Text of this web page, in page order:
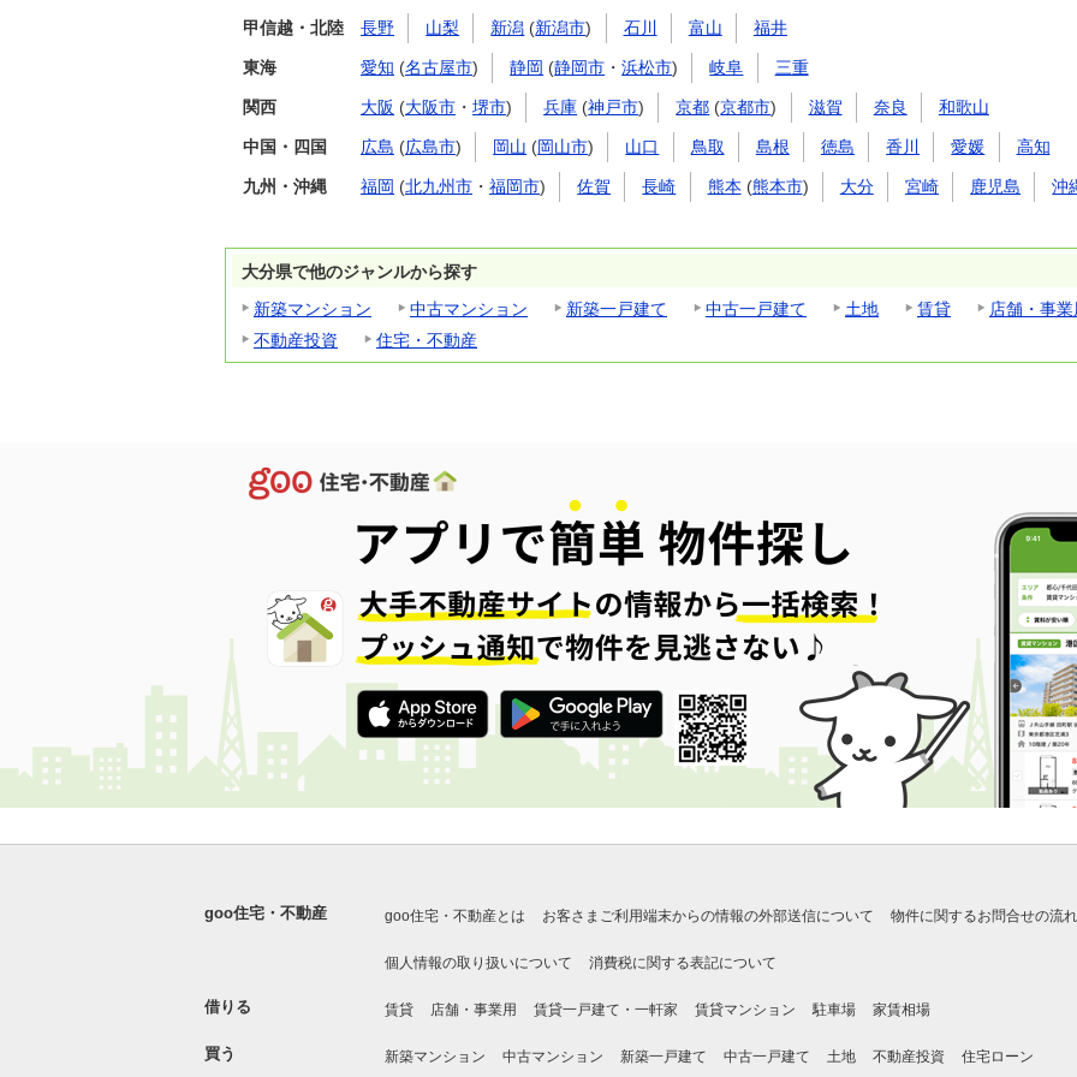
甲信越・北陸 長野 山梨 新潟 (新潟市) 石川 富山 福井
東海 愛知 (名古屋市) 静岡 (静岡市 ・浜松市) 岐阜 三重
関西 大阪 (大阪市 ・ 堺市) 兵庫 (神戸市) 京都 (京都市) 滋賀 奈良 和歌山
中国・四国 広島 (広島市) 岡山 (岡山市) 山口 鳥取 島根 徳島 香川 愛媛 高知
九州・沖縄 福岡 (北九州市 ・ 福岡市) 佐賀 長崎 熊本 (熊本市) 大分 宮崎 鹿児島 沖
大分県で他のジャンルから探す
新築マンション
中古マンション 新築一戸建て 中古一戸建て 土地 賃貸
店舗・事業
不動産投資
住宅・不動産
goo住宅・不動産 goo住宅・不動産とは お客さまご利用端末からの情報の外部送信について 物件に関するお問合せの流れ
個人情報の取り扱いについて 消費税に関する表記について
借りる 賃貸 店舗・事業用 賃貸一戸建て・一軒家 賃貸マンション 駐車場 家賃相場
買う 新築マンション 中古マンション 新築一戸建て 中古一戸建て 土地 不動産投資 住宅ローン